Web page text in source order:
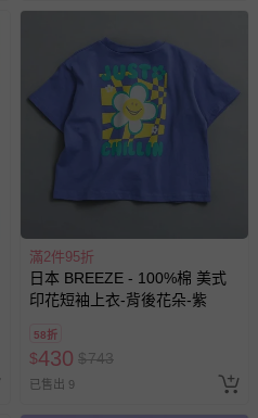
滿2件95折
日本 BREEZE - 100%棉 美式
印花短袖上衣-背後花朵-紫
58折
$430 $743
已售出 9